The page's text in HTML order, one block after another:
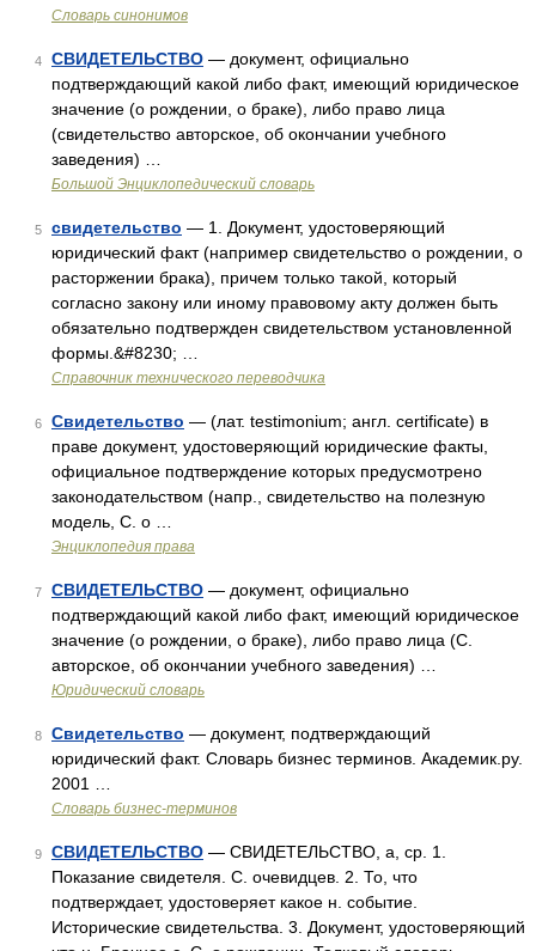
Словарь синонимов
4 СВИДЕТЕЛЬСТВО — документ, официально
подтверждающий какой либо факт, имеющий юридическое
значение (о рождении, о браке), либо право лица
(свидетельство авторское, об окончании учебного
заведения) …
Большой Энциклопедический словарь
5 свидетельство — 1. Документ, удостоверяющий
юридический факт (например свидетельство о рождении, о
расторжении брака), причем только такой, который
согласно закону или иному правовому акту должен быть
обязательно подтвержден свидетельством установленной
формы.&#8230; …
Справочник технического переводчика
6 Свидетельство — (лат. testimonium; англ. certificate) в
праве документ, удостоверяющий юридические факты,
официальное подтверждение которых предусмотрено
законодательством (напр., свидетельство на полезную
модель, С. о …
Энциклопедия права
7 СВИДЕТЕЛЬСТВО — документ, официально
подтверждающий какой либо факт, имеющий юридическое
значение (о рождении, о браке), либо право лица (С.
авторское, об окончании учебного заведения) …
Юридический словарь
8 Свидетельство — документ, подтверждающий
юридический факт. Словарь бизнес терминов. Академик.ру.
2001 …
Словарь бизнес-терминов
9 СВИДЕТЕЛЬСТВО — СВИДЕТЕЛЬСТВО, а, ср. 1.
Показание свидетеля. С. очевидцев. 2. То, что
подтверждает, удостоверяет какое н. событие.
Исторические свидетельства. 3. Документ, удостоверяющий